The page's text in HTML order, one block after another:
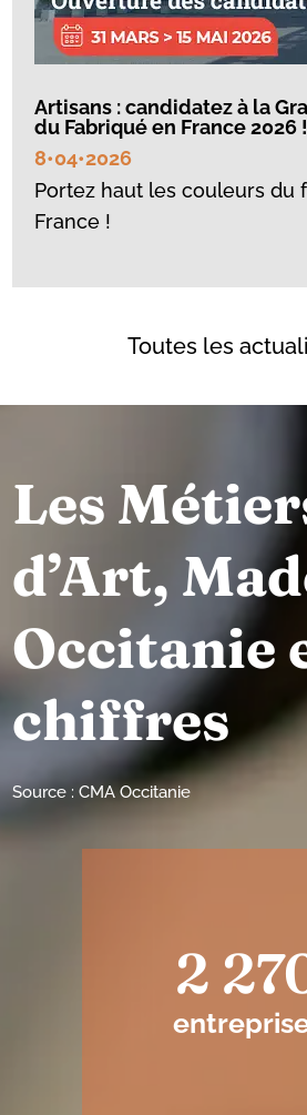
Artisans : candidatez à la
du Fabriqué en France 2026 !
8•04•2026
Portez haut les couleurs du
France !
Toutes les
Les
d’Art,
Occitanie
chiffres
Source : CMA Occitanie
2